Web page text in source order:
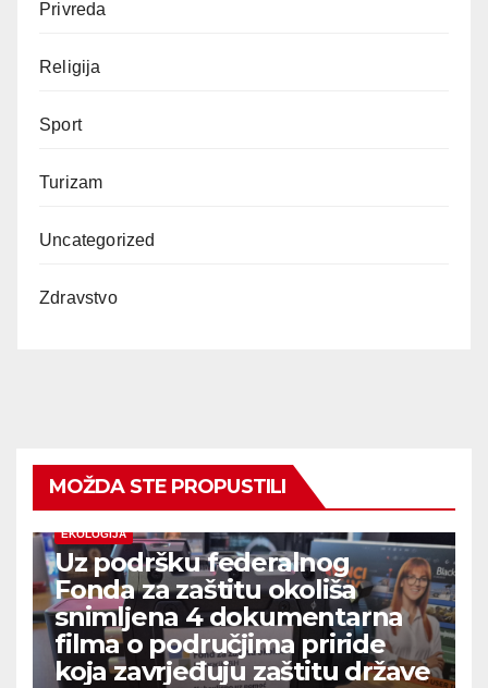
Privreda
Religija
Sport
Turizam
Uncategorized
Zdravstvo
MOŽDA STE PROPUSTILI
EKOLOGIJA
Uz podršku federalnog
Fonda za zaštitu okoliša
snimljena 4 dokumentarna
filma o područjima priride
koja zavrjeđuju zaštitu države